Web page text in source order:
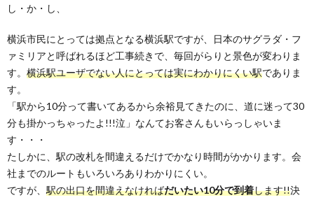
し・か・し、
横浜市民にとっては拠点となる横浜駅ですが、日本のサグラダ・フ
ァミリアと呼ばれるほど工事続きで、毎回がらりと景色が変わりま
す。 横浜駅ユーザでない人にとっては実にわかりにくい駅でありま
す。
「駅から10分って書いてあるから余裕見てきたのに、道に迷って30
分も掛かっちゃったよ!!!泣」なんてお客さんもいらっしゃいま
す・・・
たしかに、駅の改札を間違えるだけでかなり時間がかかります。会
社までのルートもいろいろありわかりにくい。
ですが、 駅の出口を間違えなければだいたい10分で到着します!!決